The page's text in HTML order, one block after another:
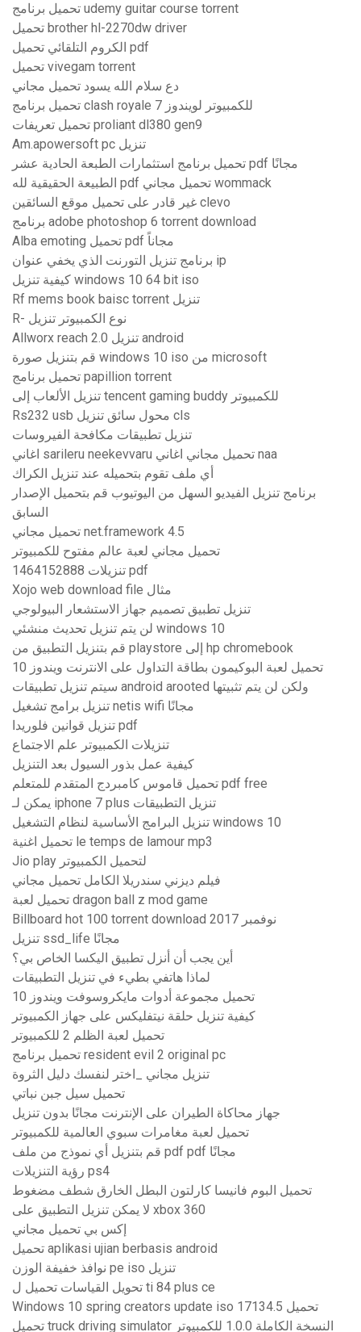
تحميل برنامج udemy guitar course torrent
تحميل brother hl-2270dw driver
الكروم التلقائي تحميل pdf
تحميل vivegam torrent
دع سلام الله يسود تحميل مجاني
تحميل برنامج clash royale للكمبيوتر لويندوز 7
تحميل تعريفات proliant dl380 gen9
Am.apowersoft pc تنزيل
تحميل برنامج استثمارات الطبعة الحادية عشر pdf مجانًا
الطبيعة الحقيقية لله pdf تحميل مجاني wommack
غير قادر على تحميل موقع السائقين clevo
برنامج adobe photoshop 6 torrent download
Alba emoting تحميل pdf مجاناً
برنامج تنزيل التورنت الذي يخفي عنوان ip
كيفية تنزيل windows 10 64 bit iso
Rf mems book baisc torrent تنزيل
R- نوع الكمبيوتر تنزيل
Allworx reach 2.0 تنزيل android
قم بتنزيل صورة windows 10 iso من microsoft
تحميل برنامج papillion torrent
تنزيل الألعاب إلى tencent gaming buddy للكمبيوتر
Rs232 usb محول سائق تنزيل cls
تنزيل تطبيقات مكافحة الفيروسات
اغاني sarileru neekevvaru تحميل مجاني اغاني naa
أي ملف تقوم بتحميله عند تنزيل الكراك
برنامج تنزيل الفيديو السهل من اليوتيوب قم بتحميل الإصدار
السابق
تحميل مجاني net.framework 4.5
تحميل مجاني لعبة عالم مفتوح للكمبيوتر
1464152888 تنزيلات pdf
Xojo web download file مثال
تنزيل تطبيق تصميم جهاز الاستشعار البيولوجي
لن يتم تنزيل تحديث منشئي windows 10
قم بتنزيل التطبيق من playstore إلى hp chromebook
تحميل لعبة البوكيمون بطاقة التداول على الانترنت ويندوز 10
سيتم تنزيل تطبيقات android arooted ولكن لن يتم تثبيتها
تنزيل برامج تشغيل netis wifi مجانًا
تنزيل قوانين فلوريدا pdf
تنزيلات الكمبيوتر علم الاجتماع
كيفية عمل بذور السيول بعد التنزيل
تحميل قاموس كامبردج المتقدم للمتعلم pdf free
يمكن لـ iphone 7 plus تنزيل التطبيقات
تنزيل البرامج الأساسية لنظام التشغيل windows 10
تحميل اغنية le temps de lamour mp3
Jio play لتحميل الكمبيوتر
فيلم ديزني سندريلا الكامل تحميل مجاني
تحميل لعبة dragon ball z mod game
Billboard hot 100 torrent download 2017 نوفمبر
تنزيل ssd_life مجانًا
أين يجب أن أنزل تطبيق اليكسا الخاص بي؟
لماذا هاتفي بطيء في تنزيل التطبيقات
تحميل مجموعة أدوات مايكروسوفت ويندوز 10
كيفية تنزيل حلقة نيتفليكس على جهاز الكمبيوتر
تحميل لعبة الظلم 2 للكمبيوتر
تحميل برنامج resident evil 2 original pc
تنزيل مجاني _اختر لنفسك دليل الثروة
تحميل سيل جبن نباتي
جهاز محاكاة الطيران على الإنترنت مجانًا بدون تنزيل
تحميل لعبة مغامرات سبوي العالمية للكمبيوتر
قم بتنزيل أي نموذج من ملف pdf pdf مجانًا
رؤية التنزيلات ps4
تحميل البوم فانيسا كارلتون البطل الخارق شطف مضغوط
لا يمكن تنزيل التطبيق على xbox 360
إكس بي تحميل مجاني
تحميل aplikasi ujian berbasis android
نوافذ خفيفة الوزن pe iso تنزيل
تحويل القياسات تحميل ل ti 84 plus ce
Windows 10 spring creators update iso 17134.5 تحميل
تحميل truck driving simulator النسخة الكاملة 1.0.0 للكمبيوتر